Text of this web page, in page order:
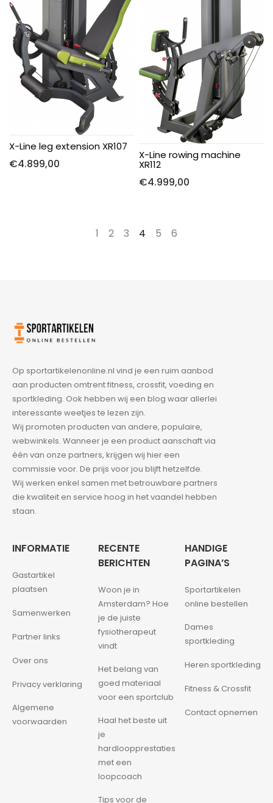
X-Line leg extension XR107
€4.899,00
X-Line rowing machine
XR112
€4.999,00
1 2 3 4 5 6
Op sportartikelenonline.nl vind je een ruim aanbod
aan producten omtrent fitness, crossfit, voeding en
sportkleding. Ook hebben wij een blog waar allerlei
interessante weetjes te lezen zijn.
Wij promoten producten van andere, populaire,
webwinkels. Wanneer je een product aanschaft via
één van onze partners, krijgen wij hier een
commissie voor. De prijs voor jou blijft hetzelfde.
Wij werken enkel samen met betrouwbare partners
die kwaliteit en service hoog in het vaandel hebben
staan.
INFORMATIE
Gastartikel
plaatsen
Samenwerken
Partner links
Over ons
Privacy verklaring
Algemene
voorwaarden
RECENTE
BERICHTEN
Woon je in
Amsterdam? Hoe
je de juiste
fysiotherapeut
vindt
Het belang van
goed materiaal
voor een sportclub
Haal het beste uit
je
hardloopprestaties
met een
loopcoach
Tips voor de
HANDIGE
PAGINA’S
Sportartikelen
online bestellen
Dames
sportkleding
Heren sportkleding
Fitness & Crossfit
Contact opnemen